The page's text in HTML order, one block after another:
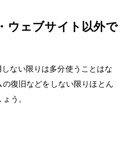
ウェブサイト以外で
ない限りは多分使うことはな
復旧などをしない限りほとん
う。